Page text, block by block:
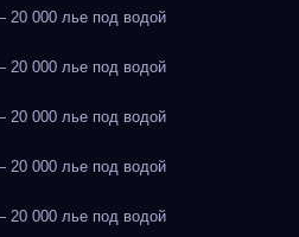
000 лье под водой
000 лье под водой
000 лье под водой
000 лье под водой
000 лье под водой